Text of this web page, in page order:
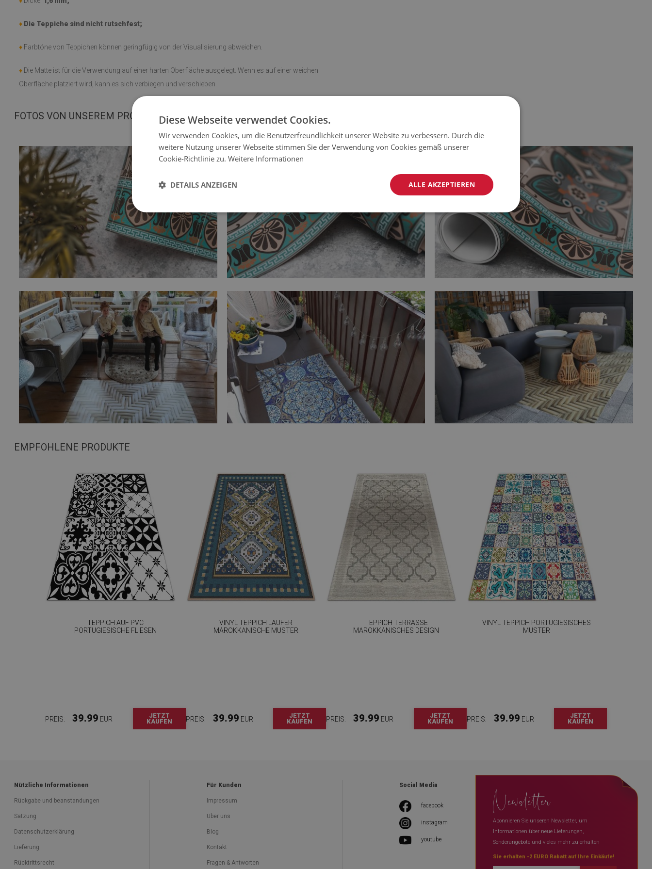
♦ Die Teppiche sind nicht rutschfest;
♦ Farbtöne von Teppichen können geringfügig von der Visualisierung abweichen.
♦ Die Matte ist für die Verwendung auf einer harten Oberfläche ausgelegt. Wenn es auf einer weichen
Oberfläche platziert wird, kann es sich verbiegen und verschieben.
FOTOS VON UNSEREM PRODUKT
EMPFOHLENE PRODUKTE
TEPPICH AUF PVC
PORTUGIESISCHE FLIESEN
PREIS: 39.99 EUR
JETZT
KAUFEN
VINYL TEPPICH LÄUFER
MAROKKANISCHE MUSTER
PREIS: 39.99 EUR
JETZT
KAUFEN
TEPPICH TERRASSE
MAROKKANISCHES DESIGN
PREIS: 39.99 EUR
JETZT
KAUFEN
VINYL TEPPICH PORTUGIESISCHES
MUSTER
PREIS: 39.99 EUR
JETZT
KAUFEN
Nützliche Informationen
Rückgabe und beanstandungen
Satzung
Datenschutzerklärung
Lieferung
Rücktrittsrecht
Für Kunden
Impressum
Über uns
Blog
Kontakt
Fragen & Antworten
Social Media
facebook
instagram
youtube
Newsletter
Abonnieren Sie unseren Newsletter, um
Informationen über neue Lieferungen,
Sonderangebote und vieles mehr zu erhalten
Sie erhalten -2 EURO Rabatt auf Ihre Einkäufe!
Diese Webseite verwendet Cookies.
Wir verwenden Cookies, um die Benutzerfreundlichkeit unserer Website zu verbessern. Durch die
weitere Nutzung unserer Webseite stimmen Sie der Verwendung von Cookies gemäß unserer
Cookie-Richtlinie zu. Weitere Informationen
ALLE AKZEPTIEREN
DETAILS ANZEIGEN